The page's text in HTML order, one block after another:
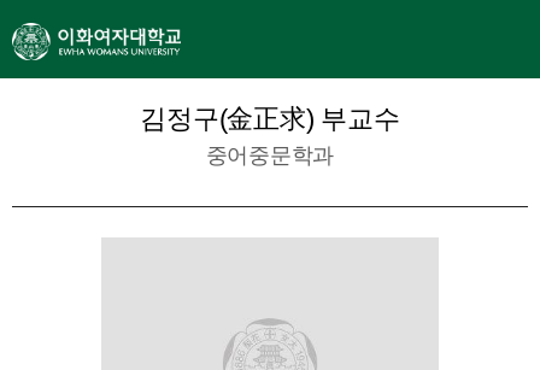
김정구(金正求) 부교수
중어중문학과